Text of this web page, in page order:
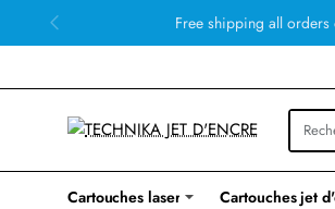
Free shipping all
Cartouches laser Cartouches jet